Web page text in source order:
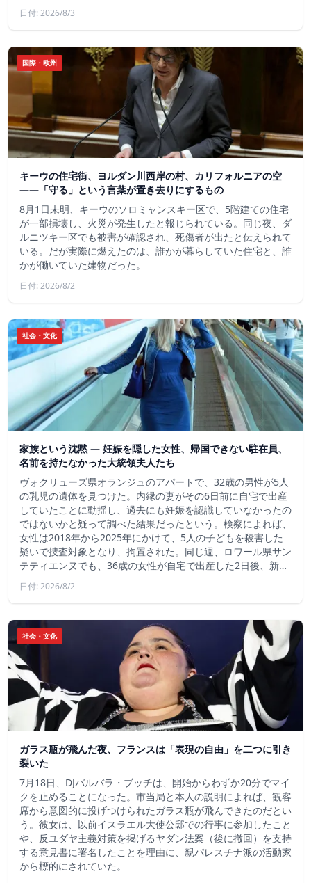
日付: 2026/8/3
国際・欧州
キーウの住宅街、ヨルダン川西岸の村、カリフォルニアの空
——「守る」という言葉が置き去りにするもの
8月1日未明、キーウのソロミャンスキー区で、5階建ての住宅
が一部損壊し、火災が発生したと報じられている。同じ夜、ダ
ルニツキー区でも被害が確認され、死傷者が出たと伝えられて
いる。だが実際に燃えたのは、誰かが暮らしていた住宅と、誰
かが働いていた建物だった。
日付: 2026/8/2
社会・文化
家族という沈黙 ― 妊娠を隠した女性、帰国できない駐在員、
名前を持たなかった大統領夫人たち
ヴォクリューズ県オランジュのアパートで、32歳の男性が5人
の乳児の遺体を見つけた。内縁の妻がその6日前に自宅で出産
していたことに動揺し、過去にも妊娠を認識していなかったの
ではないかと疑って調べた結果だったという。検察によれば、
女性は2018年から2025年にかけて、5人の子どもを殺害した
疑いで捜査対象となり、拘置された。同じ週、ロワール県サン
テティエンヌでも、36歳の女性が自宅で出産した2日後、新…
日付: 2026/8/2
社会・文化
ガラス瓶が飛んだ夜、フランスは「表現の自由」を二つに引き
裂いた
7月18日、DJバルバラ・ブッチは、開始からわずか20分でマイ
クを止めることになった。市当局と本人の説明によれば、観客
席から意図的に投げつけられたガラス瓶が飛んできたのだとい
う。彼女は、以前イスラエル大使公邸での行事に参加したこと
や、反ユダヤ主義対策を掲げるヤダン法案（後に撤回）を支持
する意見書に署名したことを理由に、親パレスチナ派の活動家
から標的にされていた。